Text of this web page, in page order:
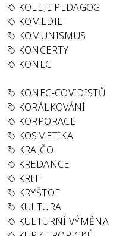
KOLEJE PEDAGOG
KOMEDIE
KOMUNISMUS
KONCERTY
KONEC
KONEC-COVIDISTŮ
KORÁLKOVÁNÍ
KORPORACE
KOSMETIKA
KRAJČO
KREDANCE
KRIT
KRYŠTOF
KULTURA
KULTURNÍ VÝMĚNA